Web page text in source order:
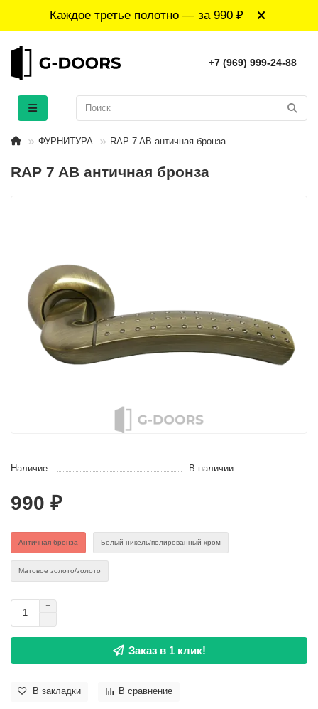
Каждое третье полотно — за 990 ₽
+7 (969) 999-24-88
ФУРНИТУРА RAP 7 AB античная бронза
RAP 7 AB античная бронза
Наличие: В наличии
990 ₽
Античная бронза Белый никель/полированный хром
Матовое золото/золото
Заказ в 1 клик!
В закладки В сравнение